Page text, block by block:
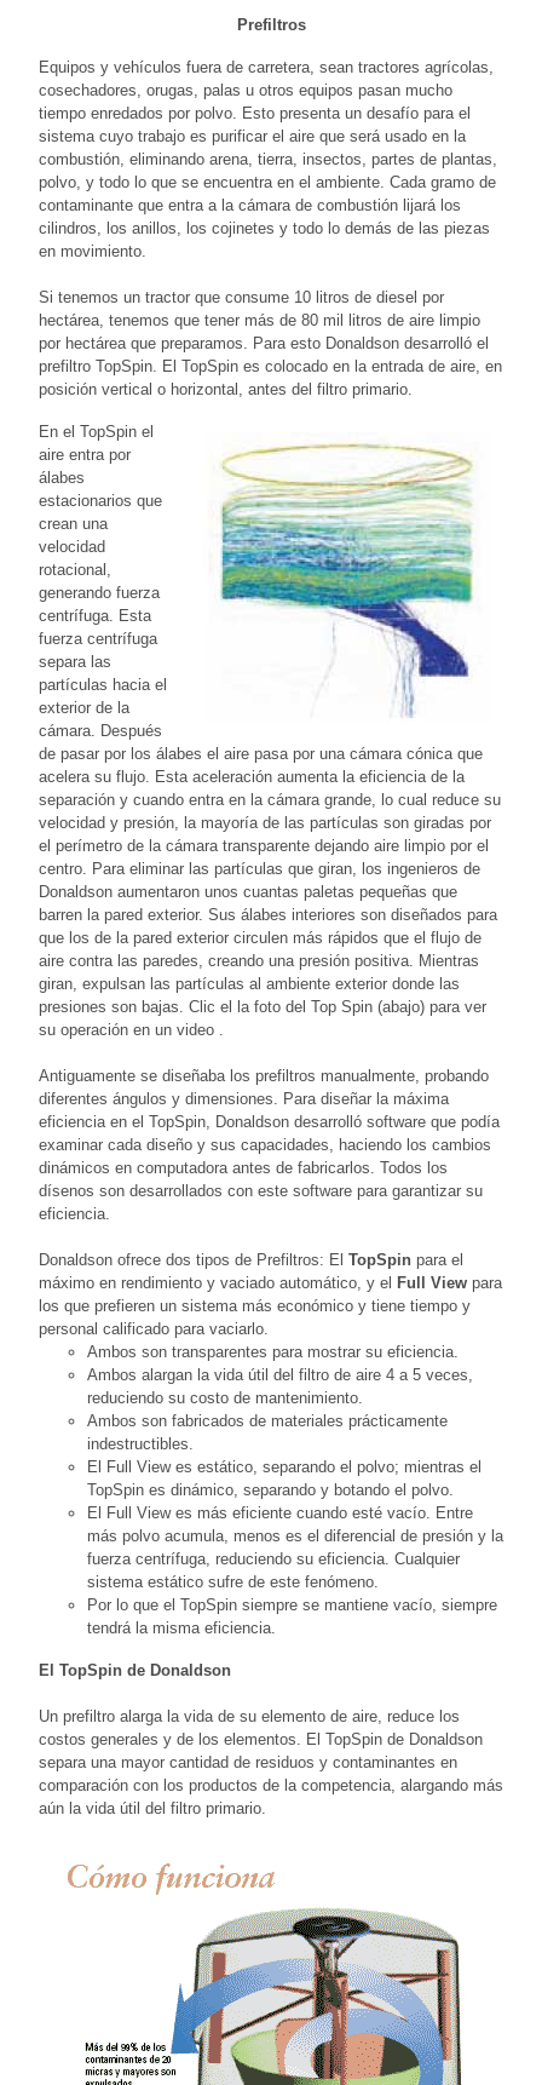
Prefiltros
Equipos y vehículos fuera de carretera, sean tractores agrícolas,
cosechadores, orugas, palas u otros equipos pasan mucho
tiempo enredados por polvo. Esto presenta un desafío para el
sistema cuyo trabajo es purificar el aire que será usado en la
combustión, eliminando arena, tierra, insectos, partes de plantas,
polvo, y todo lo que se encuentra en el ambiente. Cada gramo de
contaminante que entra a la cámara de combustión lijará los
cilindros, los anillos, los cojinetes y todo lo demás de las piezas
en movimiento.
Si tenemos un tractor que consume 10 litros de diesel por
hectárea, tenemos que tener más de 80 mil litros de aire limpio
por hectárea que preparamos. Para esto Donaldson desarrolló el
prefiltro TopSpin. El TopSpin es colocado en la entrada de aire, en
posición vertical o horizontal, antes del filtro primario.
En el TopSpin el
aire entra por
álabes
estacionarios que
crean una
velocidad
rotacional,
generando fuerza
centrífuga. Esta
fuerza centrífuga
separa las
partículas hacia el
exterior de la
cámara. Después
de pasar por los álabes el aire pasa por una cámara cónica que
acelera su flujo. Esta aceleración aumenta la eficiencia de la
separación y cuando entra en la cámara grande, lo cual reduce su
velocidad y presión, la mayoría de las partículas son giradas por
el perímetro de la cámara transparente dejando aire limpio por el
centro. Para eliminar las partículas que giran, los ingenieros de
Donaldson aumentaron unos cuantas paletas pequeñas que
barren la pared exterior. Sus álabes interiores son diseñados para
que los de la pared exterior circulen más rápidos que el flujo de
aire contra las paredes, creando una presión positiva. Mientras
giran, expulsan las partículas al ambiente exterior donde las
presiones son bajas. Clic el la foto del Top Spin (abajo) para ver
su operación en un video .
Antiguamente se diseñaba los prefiltros manualmente, probando
diferentes ángulos y dimensiones. Para diseñar la máxima
eficiencia en el TopSpin, Donaldson desarrolló software que podía
examinar cada diseño y sus capacidades, haciendo los cambios
dinámicos en computadora antes de fabricarlos. Todos los
dísenos son desarrollados con este software para garantizar su
eficiencia.
Donaldson ofrece dos tipos de Prefiltros: El TopSpin para el
máximo en rendimiento y vaciado automático, y el Full View para
los que prefieren un sistema más económico y tiene tiempo y
personal calificado para vaciarlo.
Ambos son transparentes para mostrar su eficiencia.
Ambos alargan la vida útil del filtro de aire 4 a 5 veces,
reduciendo su costo de mantenimiento.
Ambos son fabricados de materiales prácticamente
indestructibles.
El Full View es estático, separando el polvo; mientras el
TopSpin es dinámico, separando y botando el polvo.
El Full View es más eficiente cuando esté vacío. Entre
más polvo acumula, menos es el diferencial de presión y la
fuerza centrífuga, reduciendo su eficiencia. Cualquier
sistema estático sufre de este fenómeno.
Por lo que el TopSpin siempre se mantiene vacío, siempre
tendrá la misma eficiencia.
El TopSpin de Donaldson
Un prefiltro alarga la vida de su elemento de aire, reduce los
costos generales y de los elementos. El TopSpin de Donaldson
separa una mayor cantidad de residuos y contaminantes en
comparación con los productos de la competencia, alargando más
aún la vida útil del filtro primario.